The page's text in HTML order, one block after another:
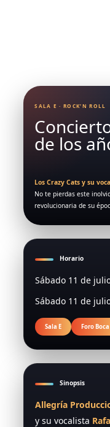
SALA E · ROCK’N ROLL
de los
Los Crazy Cats y su
No te pierdas este
revolucionaria de su
Horario
Sábado 11 de
Sábado 11 de
Sala E Foro Boca
Sinopsis
Allegría
y su vocalista